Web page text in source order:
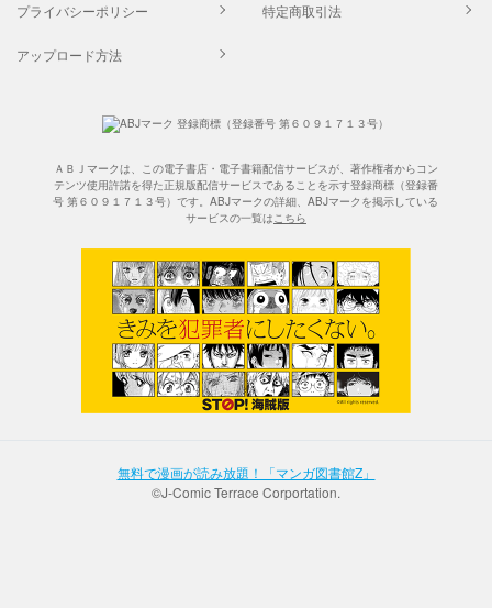
プライバシーポリシー 特定商取引法
アップロード方法
ＡＢＪマークは、この電子書店・電子書籍配信サービスが、著作権者からコン
テンツ使用許諾を得た正規版配信サービスであることを示す登録商標（登録番
号 第６０９１７１３号）です。ABJマークの詳細、ABJマークを掲示している
サービスの一覧はこちら
無料で漫画が読み放題！「マンガ図書館Z」
©J-Comic Terrace Corportation.